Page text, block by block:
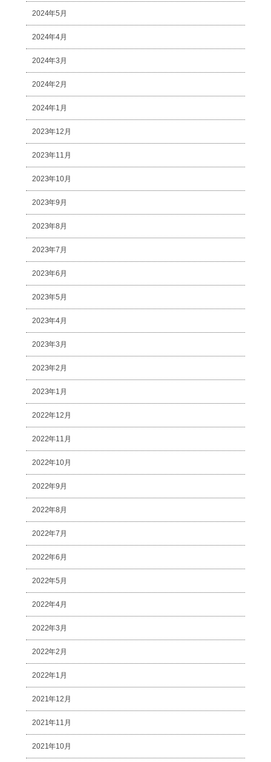
2024年5月
2024年4月
2024年3月
2024年2月
2024年1月
2023年12月
2023年11月
2023年10月
2023年9月
2023年8月
2023年7月
2023年6月
2023年5月
2023年4月
2023年3月
2023年2月
2023年1月
2022年12月
2022年11月
2022年10月
2022年9月
2022年8月
2022年7月
2022年6月
2022年5月
2022年4月
2022年3月
2022年2月
2022年1月
2021年12月
2021年11月
2021年10月